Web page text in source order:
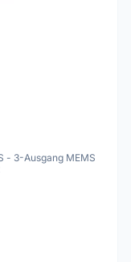
- 3-Ausgang MEMS